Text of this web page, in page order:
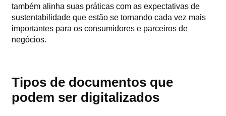
também alinha suas práticas com as expectativas de
sustentabilidade que estão se tornando cada vez mais
importantes para os consumidores e parceiros de
negócios.
Tipos de documentos que
podem ser digitalizados